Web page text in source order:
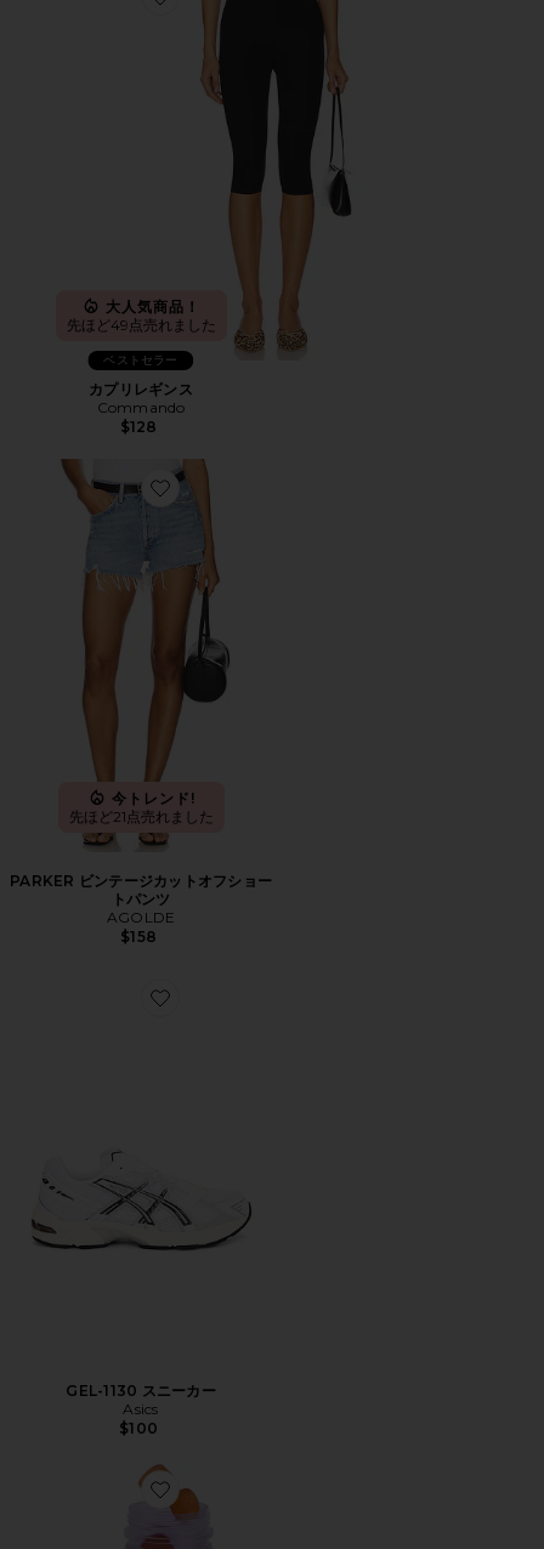
Favorite カプリレギンス
大人気商品！
先ほど49点売れました
ベストセラー
カプリレギンス
Commando
$128
Favorite PARKER ビンテージカットオフショートパンツ
今トレンド!
先ほど21点売れました
PARKER ビンテージカットオフショー
トパンツ
AGOLDE
$158
Favorite GEL-1130 スニーカー
GEL-1130 スニーカー
Asics
$100
Favorite PURR ビタミングミ